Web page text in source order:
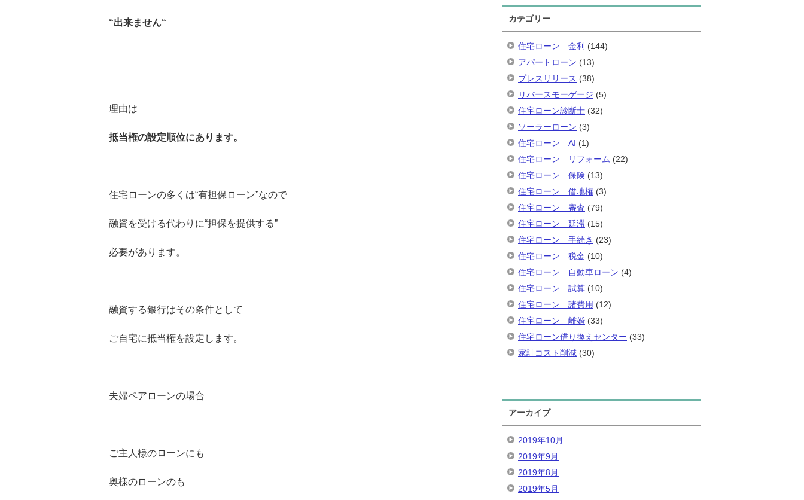
“出来ません“
理由は
抵当権の設定順位にあります。
住宅ローンの多くは“有担保ローン”なので
融資を受ける代わりに“担保を提供する”
必要があります。
融資する銀行はその条件として
ご自宅に抵当権を設定します。
夫婦ペアローンの場合
ご主人様のローンにも
奥様のローンのも
カテゴリー
住宅ローン 金利 (144)
アパートローン (13)
プレスリリース (38)
リバースモーゲージ (5)
住宅ローン診断士 (32)
ソーラーローン (3)
住宅ローン AI (1)
住宅ローン リフォーム (22)
住宅ローン 保険 (13)
住宅ローン 借地権 (3)
住宅ローン 審査 (79)
住宅ローン 延滞 (15)
住宅ローン 手続き (23)
住宅ローン 税金 (10)
住宅ローン 自動車ローン (4)
住宅ローン 試算 (10)
住宅ローン 諸費用 (12)
住宅ローン 離婚 (33)
住宅ローン借り換えセンター (33)
家計コスト削減 (30)
アーカイブ
2019年10月
2019年9月
2019年8月
2019年5月